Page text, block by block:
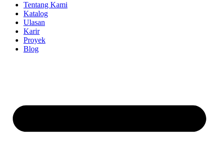
Tentang Kami
Katalog
Ulasan
Karir
Proyek
Blog